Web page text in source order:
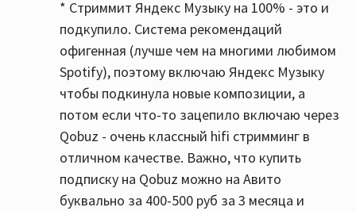
* Стриммит Яндекс Музыку на 100% - это и
подкупило. Система рекомендаций
офигенная (лучше чем на многими любимом
Spotify), поэтому включаю Яндекс Музыку
чтобы подкинула новые композиции, а
потом если что-то зацепило включаю через
Qobuz - очень классный hifi стримминг в
отличном качестве. Важно, что купить
подписку на Qobuz можно на Авито
буквально за 400-500 руб за 3 месяца и